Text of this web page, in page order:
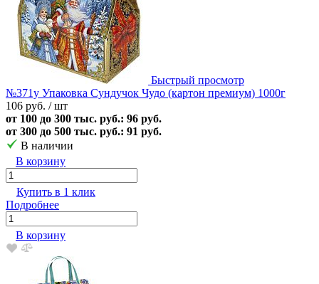
Быстрый просмотр
№371у Упаковка Сундучок Чудо (картон премиум) 1000г
106 руб. / шт
от 100 до 300 тыс. руб.: 96 руб.
от 300 до 500 тыс. руб.: 91 руб.
В наличии
В корзину
Купить в 1 клик
Подробнее
В корзину